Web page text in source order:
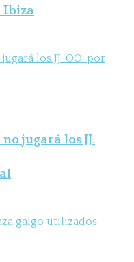
Ibiza
jugará los JJ.